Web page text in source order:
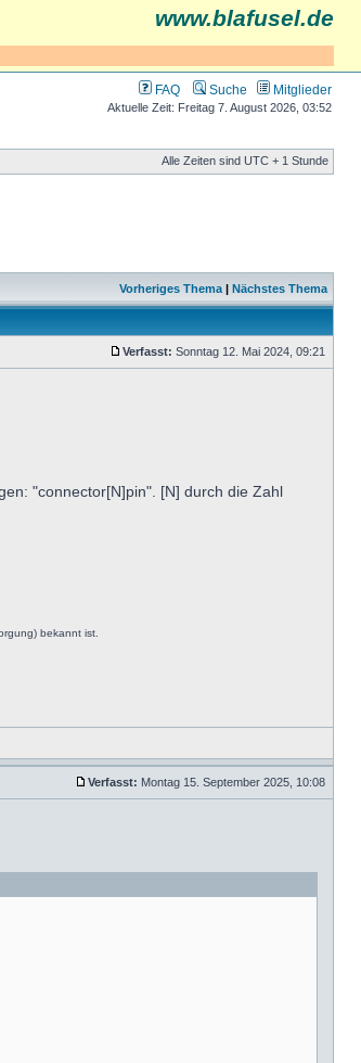
www.blafusel.de
FAQ Suche Mitglieder
Aktuelle Zeit: Freitag 7. August 2026, 03:52
Alle Zeiten sind UTC + 1 Stunde
Vorheriges Thema | Nächstes Thema
Verfasst: Sonntag 12. Mai 2024, 09:21
"connector[N]pin". [N] durch die Zahl
bekannt ist.
Verfasst: Montag 15. September 2025, 10:08